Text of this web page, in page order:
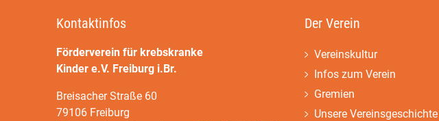
Kontaktinfos
Förderverein für krebskranke
Kinder e.V. Freiburg i.Br.
Breisacher Straße 60
79106 Freiburg
Der Verein
Vereinskultur
Infos zum Verein
Gremien
Unsere Vereinsgeschichte